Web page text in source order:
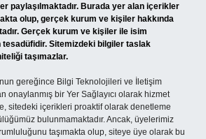
paylaşılmaktadır. Burada yer alan içerikler
olup, gerçek kurum ve kişiler hakkında
Gerçek kurum ve kişiler ile isim
tesadüfidir. Sitemizdeki bilgiler taslak
taşımazlar.
gereğince Bilgi Teknolojileri ve İletişim
onaylanmış bir Yer Sağlayıcı olarak hizmet
sitedeki içerikleri proaktif olarak denetleme
bulunmamaktadır. Ancak, üyelerimiz
taşımakta olup, siteye üye olarak bu